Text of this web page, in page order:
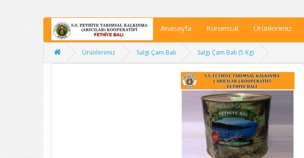
Anasayfa Kurumsal Ürünlerimiz
Ürünlerimiz Salgı Çam Balı Salgı Çam Balı (5 Kg)